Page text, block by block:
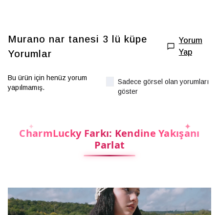
Murano nar tanesi 3 lü küpe
Yorumlar
Yorum
Yap
Bu ürün için henüz yorum
yapılmamış.
Sadece görsel olan yorumları
göster
CharmLucky Farkı: Kendine Yakışanı
Parlat